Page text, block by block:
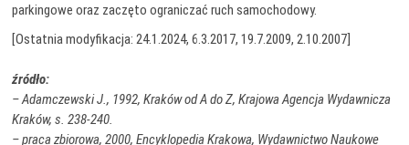
parkingowe oraz zaczęto ograniczać ruch samochodowy.
[Ostatnia modyfikacja: 24.1.2024, 6.3.2017, 19.7.2009, 2.10.2007]
źródło:
– Adamczewski J., 1992, Kraków od A do Z, Krajowa Agencja Wydawnicza
Kraków, s. 238-240.
– praca zbiorowa, 2000, Encyklopedia Krakowa, Wydawnictwo Naukowe